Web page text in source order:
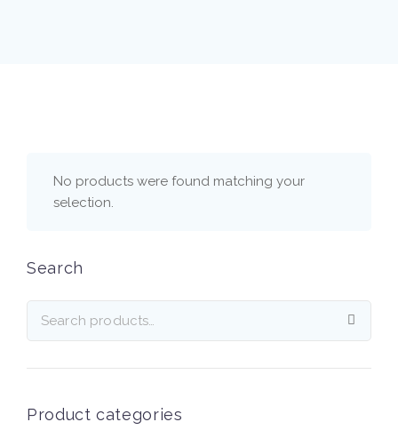
No products were found matching your
selection.
Search
Product categories